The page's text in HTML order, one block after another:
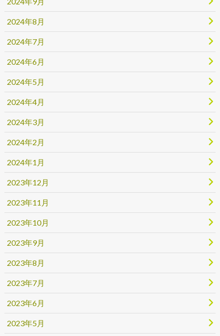
2024年8月
2024年7月
2024年6月
2024年5月
2024年4月
2024年3月
2024年2月
2024年1月
2023年12月
2023年11月
2023年10月
2023年9月
2023年8月
2023年7月
2023年6月
2023年5月